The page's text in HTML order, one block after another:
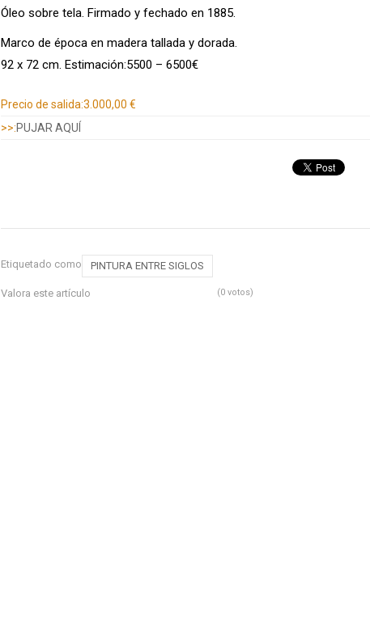
Óleo sobre tela. Firmado y fechado en 1885.
Marco de época en madera tallada y dorada.
92 x 72 cm. Estimación:5500 – 6500€
Precio de salida:3.000,00 €
>>:PUJAR AQUÍ
Etiquetado como PINTURA ENTRE SIGLOS
Valora este artículo (0 votos)